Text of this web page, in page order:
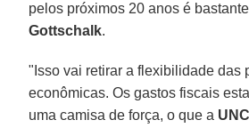
pelos próximos 20 anos é
Gottschalk.
"Isso vai retirar a flexibilidade das
econômicas. Os gastos fiscais
uma camisa de força, o que a